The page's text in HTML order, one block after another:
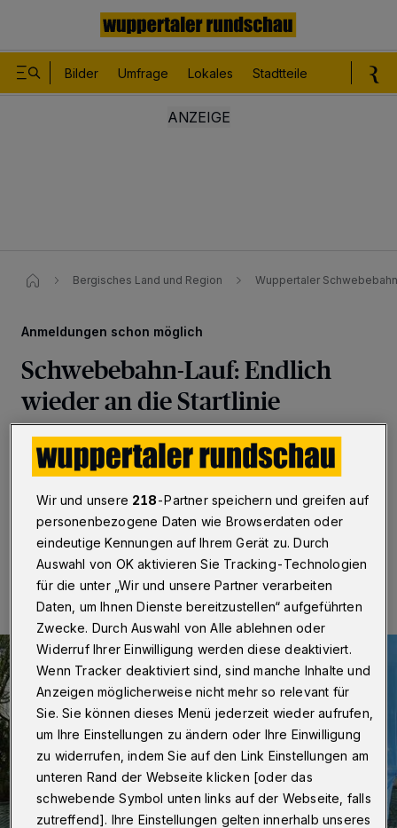
Bilder Umfrage Lokales Stadtteile
Bergisches Land und Region Wuppertaler
Anmeldungen schon möglich
Schwebebahn-Lauf: Endlich
wieder an die Startlinie
Wuppertal·Der Wuppertaler Schwebebahn-Lauf-
Tag steigt am 27. Juni 2021 – in doppelter Ausführung.
Gestartet wird das Event „live“ und als Challenge.
08.06.2021 , 12:45 Uhr
Wir und unsere 218-Partner speichern und greifen auf
personenbezogene Daten wie Browserdaten oder
eindeutige Kennungen auf Ihrem Gerät zu. Durch
Auswahl von OK aktivieren Sie Tracking-Technologien
für die unter „Wir und unsere Partner verarbeiten
Daten, um Ihnen Dienste bereitzustellen“ aufgeführten
Zwecke. Durch Auswahl von Alle ablehnen oder
Widerruf Ihrer Einwilligung werden diese deaktiviert.
Wenn Tracker deaktiviert sind, sind manche Inhalte und
Anzeigen möglicherweise nicht mehr so relevant für
Sie. Sie können dieses Menü jederzeit wieder aufrufen,
um Ihre Einstellungen zu ändern oder Ihre Einwilligung
zu widerrufen, indem Sie auf den Link Einstellungen am
unteren Rand der Webseite klicken [oder das
schwebende Symbol unten links auf der Webseite, falls
zutreffend]. Ihre Einstellungen gelten innerhalb unseres